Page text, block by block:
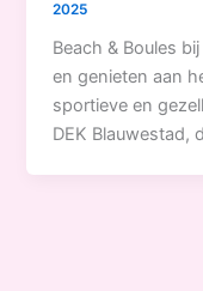
2025
Beach & Boules
en genieten aan
sportieve en
DEK Blauwestad,